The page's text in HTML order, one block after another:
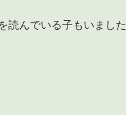
読んでいる子もいました